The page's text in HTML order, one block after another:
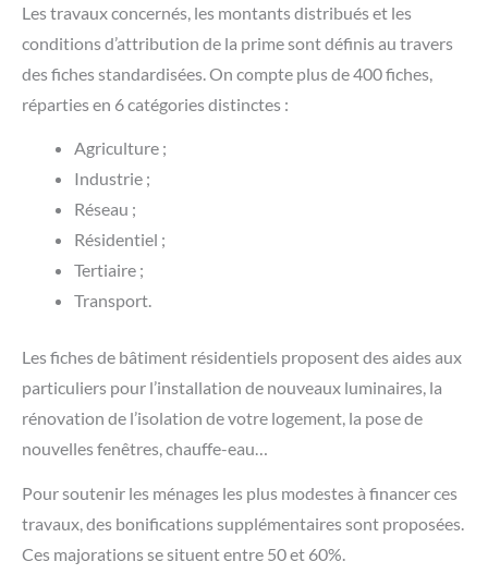
Les travaux concernés, les montants distribués et les
conditions d’attribution de la prime sont définis au travers
des fiches standardisées. On compte plus de 400 fiches,
réparties en 6 catégories distinctes :
Agriculture ;
Industrie ;
Réseau ;
Résidentiel ;
Tertiaire ;
Transport.
Les fiches de bâtiment résidentiels proposent des aides aux
particuliers pour l’installation de nouveaux luminaires, la
rénovation de l’isolation de votre logement, la pose de
nouvelles fenêtres, chauffe-eau…
Pour soutenir les ménages les plus modestes à financer ces
travaux, des bonifications supplémentaires sont proposées.
Ces majorations se situent entre 50 et 60%.